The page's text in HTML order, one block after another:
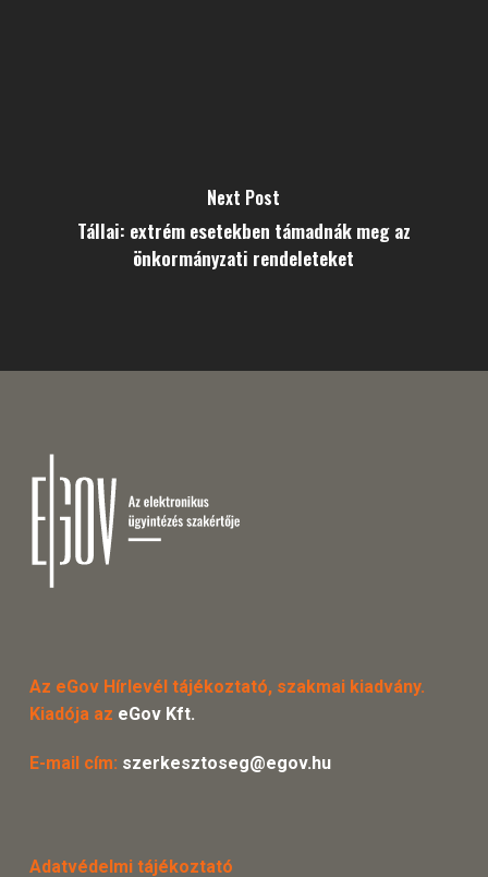
Next Post
Tállai: extrém esetekben támadnák meg az
önkormányzati rendeleteket
Az eGov Hírlevél tájékoztató, szakmai kiadvány.
Kiadója az eGov Kft.
E-mail cím: szerkesztoseg@egov.hu
Adatvédelmi tájékoztató